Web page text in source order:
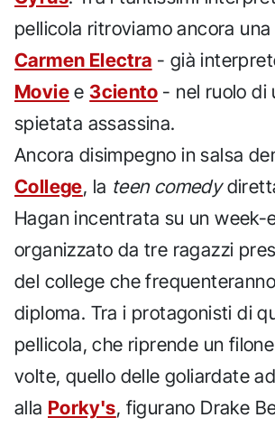
pellicola ritroviamo ancora
Carmen Electra - già
Movie e3ciento - nel ruolo di
spietata assassina.
Ancora disimpegno in salsa
College, la teen comedy
Hagan incentrata su un week-
organizzato da tre ragazzi
del college che
diploma. Tra i protagonisti di
pellicola, che riprende un
volte, quello delle goliardate
alla Porky's, figurano Drake